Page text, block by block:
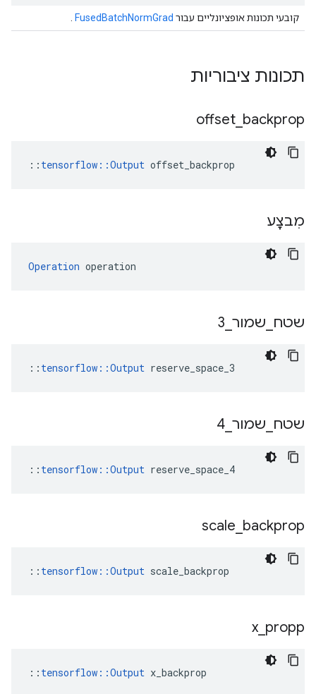
קובעי תכונות אופציונליים עבור FusedBatchNormGrad
תכונות ציבוריות
offset backprop
:: tensorflow::Output offset_backprop
מִבצָע
Operation operation
שטח שמור 3
:: tensorflow::Output reserve_space_3
שטח שמור 4
:: tensorflow::Output reserve_space_4
scale backprop
:: tensorflow::Output scale_backprop
x propp
:: tensorflow::Output x_backprop